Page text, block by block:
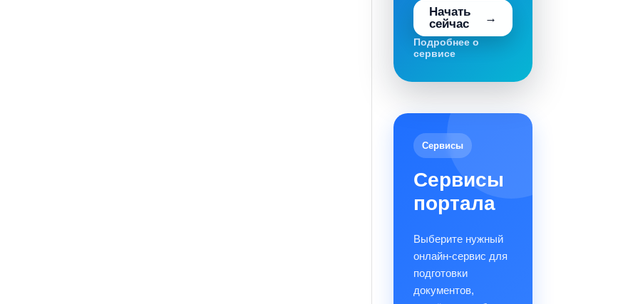
Начать
сейчас
Подробнее о
сервисе
Сервисы
Сервисы
портала
Выберите нужный
онлайн-сервис для
подготовки
документов,